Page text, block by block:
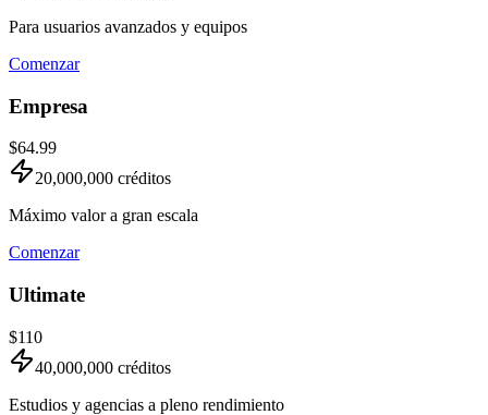
Para usuarios avanzados y equipos
Comenzar
Empresa
$64.99
20,000,000 créditos
Máximo valor a gran escala
Comenzar
Ultimate
$110
40,000,000 créditos
Estudios y agencias a pleno rendimiento